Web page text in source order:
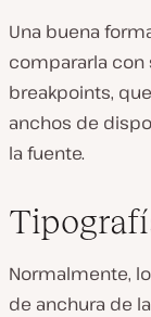
Una buena
compararla con
breakpoints,
anchos de
la fuente.
Normalmente,
de anchura de